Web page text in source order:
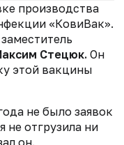
производства
«КовиВак».
Стецюк. Он
этой вакцины
не было заявок
не отгрузила ни
он.